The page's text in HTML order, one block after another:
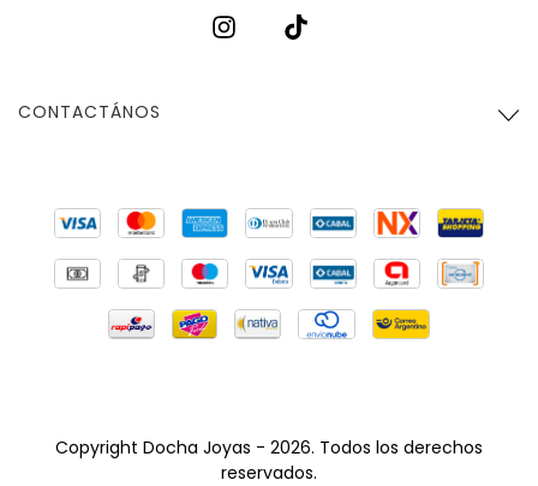
CONTACTÁNOS
Copyright Docha Joyas - 2026. Todos los derechos
reservados.